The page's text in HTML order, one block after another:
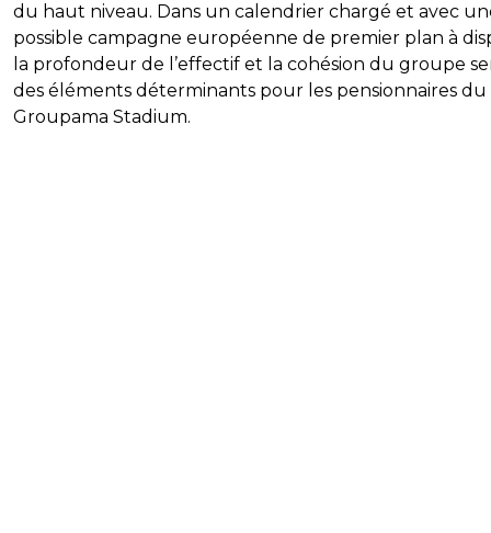
du haut niveau. Dans un calendrier chargé et avec
possible campagne européenne de premier plan à
la profondeur de l’effectif et la cohésion du groupe
des éléments déterminants pour les pensionnaires du
Groupama Stadium.